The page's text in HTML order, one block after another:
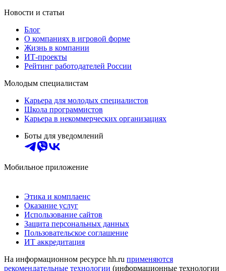
Новости и статьи
Блог
О компаниях в игровой форме
Жизнь в компании
ИТ-проекты
Рейтинг работодателей России
Молодым специалистам
Карьера для молодых специалистов
Школа программистов
Карьера в некоммерческих организациях
Боты для уведомлений
Мобильное приложение
Этика и комплаенс
Оказание услуг
Использование сайтов
Защита персональных данных
Пользовательское соглашение
ИТ аккредитация
На информационном ресурсе hh.ru применяются
рекомендательные технологии (информационные технологии